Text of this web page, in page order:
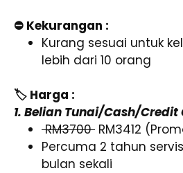
⛔ Kekurangan :
Kurang sesuai untuk
lebih dari 10 orang
🏷️ Harga :
1. Belian Tunai/Cash/Credit
RM3700 RM3412
Percuma 2 tahun
bulan sekali